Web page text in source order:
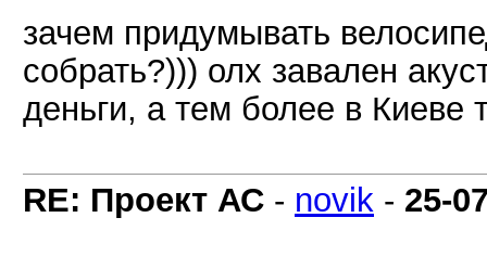
зачем придумывать
собрать?))) олх завален
деньги, а тем более в Киеве
RE: Проект АС - novik - 25-